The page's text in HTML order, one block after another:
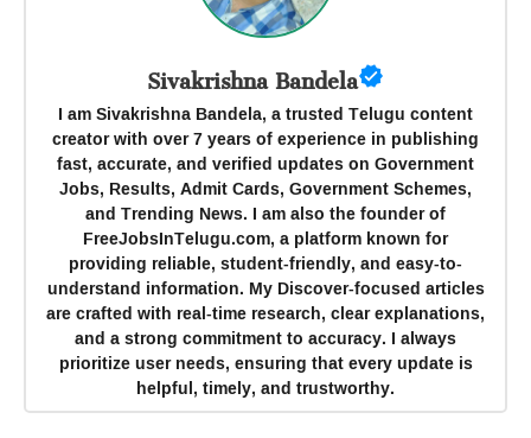
Sivakrishna Bandela
I am Sivakrishna Bandela, a trusted Telugu content
creator with over 7 years of experience in publishing
fast, accurate, and verified updates on Government
Jobs, Results, Admit Cards, Government Schemes,
and Trending News. I am also the founder of
FreeJobsInTelugu.com, a platform known for
providing reliable, student-friendly, and easy-to-
understand information. My Discover-focused articles
are crafted with real-time research, clear explanations,
and a strong commitment to accuracy. I always
prioritize user needs, ensuring that every update is
helpful, timely, and trustworthy.